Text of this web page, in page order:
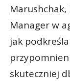
Manager w
jak
skuteczniej